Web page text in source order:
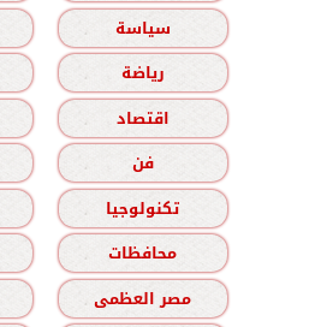
سياسة
رياضة
اقتصاد
فن
تكنولوجيا
محافظات
مصر العظمى